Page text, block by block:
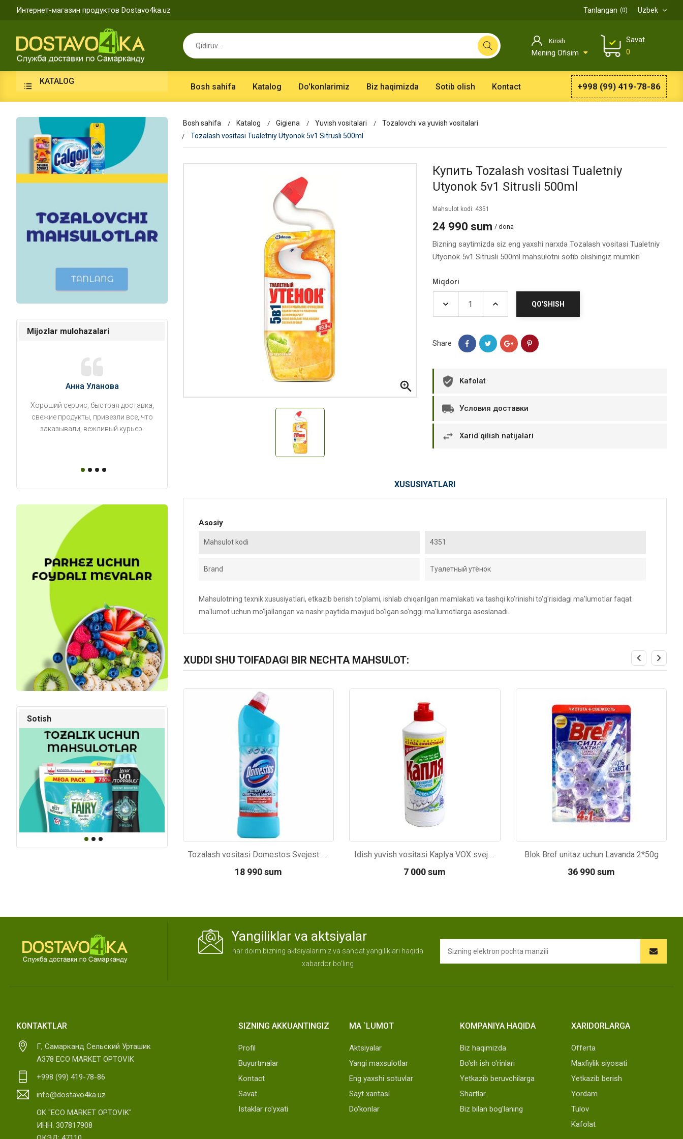
Интернет-магазин продуктов Dostavo4ka.uz Uzbek
Tanlangan 0
Kirish
Mening Ofisim
Savat
0
KATALOG
Bosh sahifa Katalog Do'konlarimiz Biz haqimizda Sotib olish Kontact +998 (99) 419-78-86
Mijozlar mulohazalari
Анна Уланова
Хороший сервис, быстрая доставка,
свежие продукты, привезли все, что
заказывали, вежливый курьер.
привезли раньше назначенного
времени. Курьер Анвар, спасибо ему!
Тимур B.Д.
Вежливый и отзывчивый персонал.
и овощи. Мясо свежее. Очень
Sotish
Bosh sahifa Katalog Gigiena Yuvish vositalari
Tozalovchi va yuvish vositalari
Tozalash vositasi Tualetniy Utyonok 5v1 Sitrusli 500ml

Купить Tozalash vositasi Tualetniy
Utyonok 5v1 Sitrusli 500ml
Mahsulot kodi: 4351
24 990 sum / dona
Bizning saytimizda siz eng yaxshi narxda Tozalash vositasi Tualetniy
Utyonok 5v1 Sitrusli 500ml mahsulotni sotib olishingiz mumkin
Miqdori
QO'SHISH
Share
Kafolat
Условия доставки
Xarid qilish natijalari
XUSUSIYATLARI
Asosiy
Mahsulot kodi 4351
Brand Туалетный утёнок
Mahsulotning texnik xususiyatlari, etkazib berish to'plami, ishlab chiqarilgan mamlakati va tashqi ko'rinishi to'g'risidagi ma'lumotlar faqat
ma'lumot uchun mo'ljallangan va nashr paytida mavjud bo'lgan so'nggi ma'lumotlarga asoslanadi.
XUDDI SHU TOIFADAGI BIR NECHTA MAHSULOT:
Tozalash vositasi Domestos Svejest Atlantiki universal 500g
18 990 sum
Idish yuvish vositasi Kaplya VOX svejest 500ml
7 000 sum
Blok Bref unitaz uchun Lavanda 2*50g
36 990 sum
Yangiliklar va aktsiyalar
har doim bizning aktsiyalarimiz va sanoat yangiliklari haqida
xabardor bo'ling
KONTAKTLAR
Г, Самарканд Сельский Урташик
А378 ECO MARKET OPTOVIK
+998 (99) 419-78-86
info@dostavo4ka.uz
OK "ECO MARKET OPTOVIK"
ИНН: 307817908
SIZNING AKKUANTINGIZ
Profil
Buyurtmalar
Kontact
Savat
Istaklar ro'yxati
MA `LUMOT
Aktsiyalar
Yangi maxsulotlar
Eng yaxshi sotuvlar
Sayt xaritasi
Do'konlar
KOMPANIYA HAQIDA
Biz haqimizda
Bo'sh ish o'rinlari
Yetkazib beruvchilarga
Shartlar
Biz bilan bog'laning
XARIDORLARGA
Offerta
Maxfiylik siyosati
Yetkazib berish
Yordam
Tulov
Kafolat